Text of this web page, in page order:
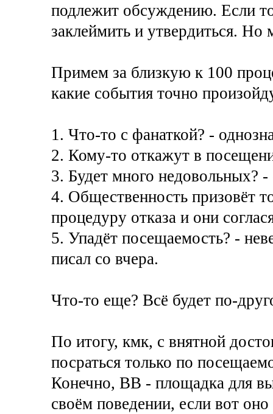
подлежит обсуждению. Если
заклеймить и утвердиться. Но
Примем за близкую к 100
какие события точно
1. Что-то с фанаткой? -
2. Кому-то откажут в
3. Будет много недовольных? -
4. Общественность призовёт
процедуру отказа и они
5. Упадёт посещаемость? -
писал со вчера.
Что-то еще? Всё будет по-
По итогу, кмк, с внятной
посраться только по
Конечно, ВВ - площадка для
своём поведении, если вот